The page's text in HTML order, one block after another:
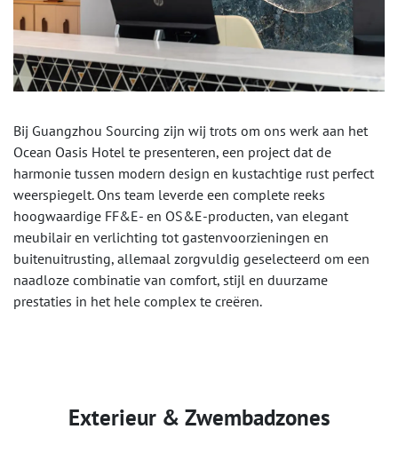
Bij Guangzhou Sourcing zijn wij trots om ons werk aan het
Ocean Oasis Hotel te presenteren, een project dat de
harmonie tussen modern design en kustachtige rust perfect
weerspiegelt. Ons team leverde een complete reeks
hoogwaardige FF&E- en OS&E-producten, van elegant
meubilair en verlichting tot gastenvoorzieningen en
buitenuitrusting, allemaal zorgvuldig geselecteerd om een
naadloze combinatie van comfort, stijl en duurzame
prestaties in het hele complex te creëren.
Exterieur & Zwembadzones